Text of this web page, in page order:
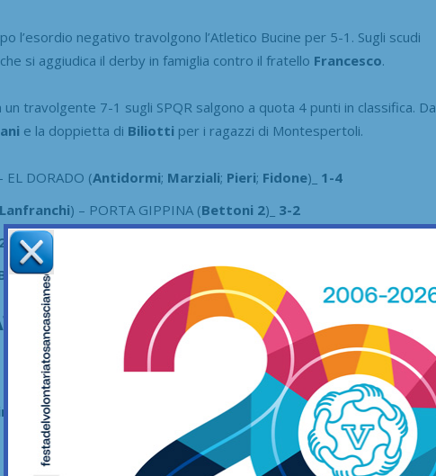
l’esordio negativo travolgono l’Atletico Bucine per 5-1. Sugli scudi
si aggiudica il derby in famiglia contro il fratello Francesco.
un travolgente 7-1 sugli SPQR salgono a quota 4 punti in classifica. Da
e la doppietta di Biliotti per i ragazzi di Montespertoli.
EL DORADO (Antidormi; Marziali; Pieri; Fidone) _ 1-4
Lanfranchi) – PORTA GIPPINA (Bettoni 2) _ 3-2
; Conticelli
2 Mancini Ma.) – SPQR (Guarducci
CHAMPIONS CUP FRATRES
(Los Pollos), (Montagnana)